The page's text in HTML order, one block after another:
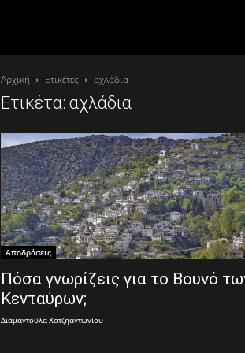
Αρχική Ετικέτες αχλάδια
Ετικέτα: αχλάδια
Αποδράσεις
Πόσα γνωρίζεις για το Βουνό
Κενταύρων;
Διαμαντούλα Χατζηαντωνίου